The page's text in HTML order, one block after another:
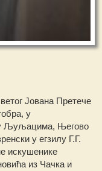
Јована Претече
у
у Љуљацима, Његово
у егзилу Г.Г.
искушенике
из Чачка и